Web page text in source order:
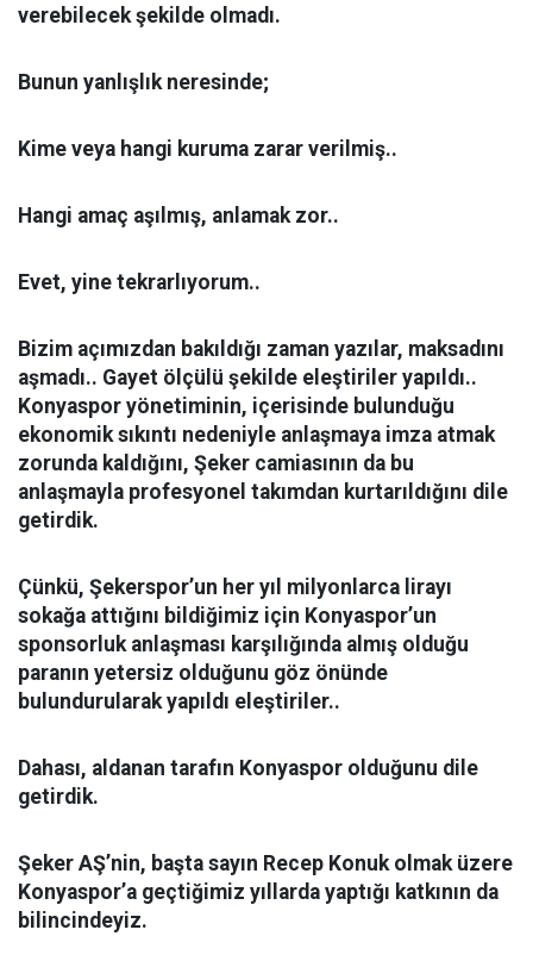
verebilecek şekilde olmadı.
Bunun yanlışlık neresinde;
Kime veya hangi kuruma zarar verilmiş..
Hangi amaç aşılmış, anlamak zor..
Evet, yine tekrarlıyorum..
Bizim açımızdan bakıldığı zaman yazılar, maksadını
aşmadı.. Gayet ölçülü şekilde eleştiriler yapıldı..
Konyaspor yönetiminin, içerisinde bulunduğu
ekonomik sıkıntı nedeniyle anlaşmaya imza atmak
zorunda kaldığını, Şeker camiasının da bu
anlaşmayla profesyonel takımdan kurtarıldığını dile
getirdik.
Çünkü, Şekerspor’un her yıl milyonlarca lirayı
sokağa attığını bildiğimiz için Konyaspor’un
sponsorluk anlaşması karşılığında almış olduğu
paranın yetersiz olduğunu göz önünde
bulundurularak yapıldı eleştiriler..
Dahası, aldanan tarafın Konyaspor olduğunu dile
getirdik.
Şeker AŞ’nin, başta sayın Recep Konuk olmak üzere
Konyaspor’a geçtiğimiz yıllarda yaptığı katkının da
bilincindeyiz.